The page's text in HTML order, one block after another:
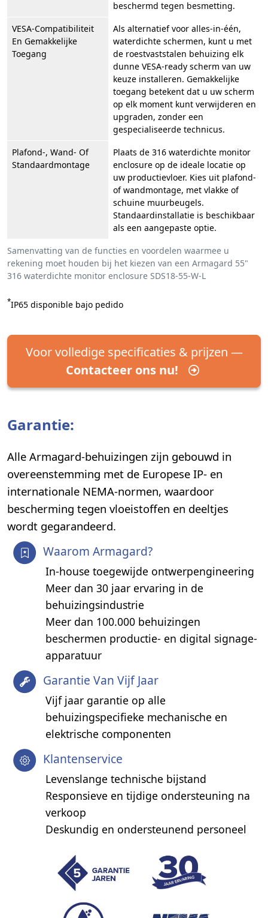
Samenvatting van de functies en voordelen waarmee u
rekening moet houden bij het kiezen van een Armagard 55"
316 waterdichte monitor enclosure SDS18-55-W-L
beschermd tegen besmetting.
VESA-Compatibiliteit
En Gemakkelijke
Toegang
Als alternatief voor alles-in-één,
waterdichte schermen, kunt u met
de roestvaststalen behuizing elk
dunne VESA-ready scherm van uw
keuze installeren. Gemakkelijke
toegang betekent dat u uw scherm
op elk moment kunt verwijderen en
upgraden, zonder een
gespecialiseerde technicus.
Plafond-, Wand- Of
Standaardmontage
Plaats de 316 waterdichte monitor
enclosure op de ideale locatie op
uw productievloer. Kies uit plafond-
of wandmontage, met vlakke of
schuine muurbeugels.
Standaardinstallatie is beschikbaar
als een aangepaste optie.
*IP65 disponible bajo pedido
Voor volledige specificaties & prijzen —
Contacteer ons nu!
Garantie:
Alle Armagard-behuizingen zijn gebouwd in
overeenstemming met de Europese IP- en
internationale NEMA-normen, waardoor
bescherming tegen vloeistoffen en deeltjes
wordt gegarandeerd.
Waarom Armagard?
In-house toegewijde ontwerpengineering
Meer dan 30 jaar ervaring in de
behuizingsindustrie
Meer dan 100.000 behuizingen
beschermen productie- en digital signage-
apparatuur
Garantie Van Vijf Jaar
Vijf jaar garantie op alle
behuizingspecifieke mechanische en
elektrische componenten
Klantenservice
Levenslange technische bijstand
Responsieve en tijdige ondersteuning na
verkoop
Deskundig en ondersteunend personeel